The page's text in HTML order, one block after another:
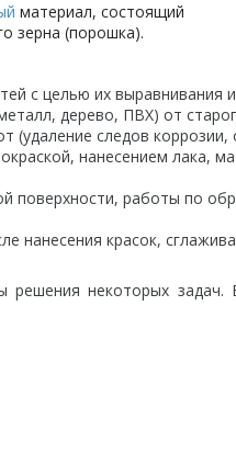
материал, состоящий
зерна (порошка).
с целью их выравнивания
дерево, ПВХ) от
(удаление следов
нанесением лака,
поверхности, работы по
нанесения красок,
решения некоторых